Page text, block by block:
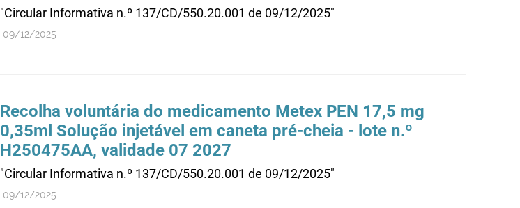
"Circular Informativa n.º 137/CD/550.20.001 de 09/12/2025"
09/12/2025
Recolha voluntária do medicamento Metex PEN 17,5 mg
0,35ml Solução injetável em caneta pré-cheia - lote n.º
H250475AA, validade 07 2027
"Circular Informativa n.º 137/CD/550.20.001 de 09/12/2025"
09/12/2025